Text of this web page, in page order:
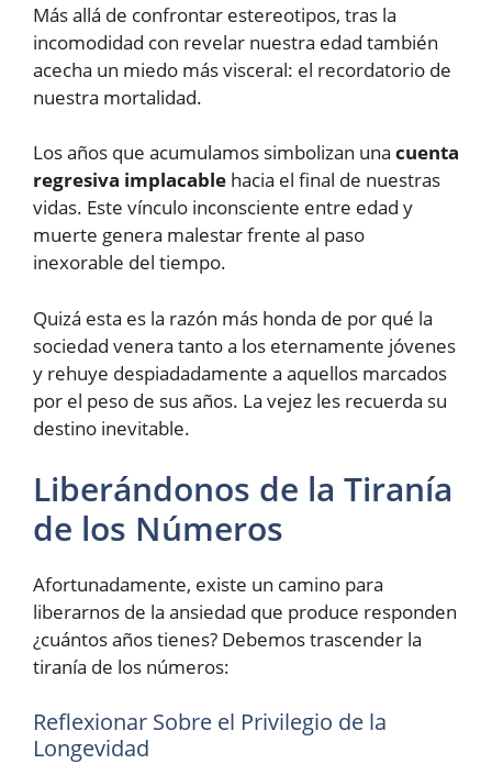
Más allá de confrontar estereotipos, tras la
incomodidad con revelar nuestra edad también
acecha un miedo más visceral: el recordatorio de
nuestra mortalidad.
Los años que acumulamos simbolizan una cuenta
regresiva implacable hacia el final de nuestras
vidas. Este vínculo inconsciente entre edad y
muerte genera malestar frente al paso
inexorable del tiempo.
Quizá esta es la razón más honda de por qué la
sociedad venera tanto a los eternamente jóvenes
y rehuye despiadadamente a aquellos marcados
por el peso de sus años. La vejez les recuerda su
destino inevitable.
Liberándonos de la Tiranía
de los Números
Afortunadamente, existe un camino para
liberarnos de la ansiedad que produce responden
¿cuántos años tienes? Debemos trascender la
tiranía de los números:
Reflexionar Sobre el Privilegio de la
Longevidad